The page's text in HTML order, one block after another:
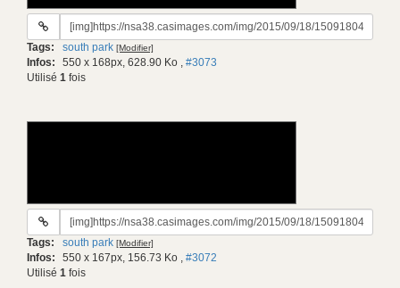
URL
gif:
Tags: south park [Modifier]
Infos: 550 x 168px, 628.90 Ko , #3073
Utilisé 1 fois
URL
gif:
Tags: south park [Modifier]
Infos: 550 x 167px, 156.73 Ko , #3072
Utilisé 1 fois